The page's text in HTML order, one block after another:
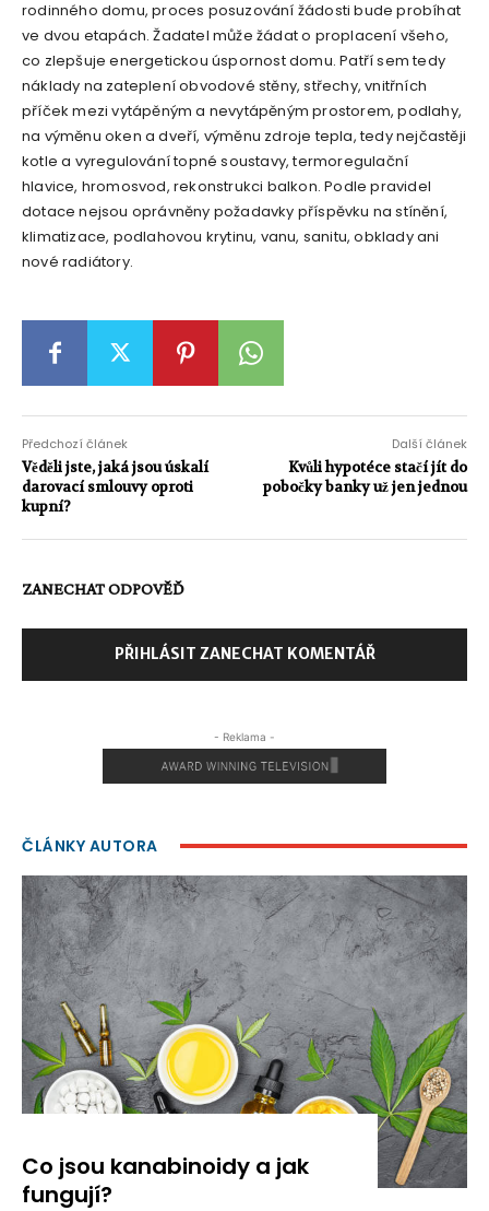
rodinného domu, proces posuzování žádosti bude probíhat
ve dvou etapách. Žadatel může žádat o proplacení všeho,
co zlepšuje energetickou úspornost domu. Patří sem tedy
náklady na zateplení obvodové stěny, střechy, vnitřních
příček mezi vytápěným a nevytápěným prostorem, podlahy,
na výměnu oken a dveří, výměnu zdroje tepla, tedy nejčastěji
kotle a vyregulování topné soustavy, termoregulační
hlavice, hromosvod, rekonstrukci balkon. Podle pravidel
dotace nejsou oprávněny požadavky příspěvku na stínění,
klimatizace, podlahovou krytinu, vanu, sanitu, obklady ani
nové radiátory.
Předchozí článek
Věděli jste, jaká jsou úskalí
darovací smlouvy oproti
kupní?
Další článek
Kvůli hypotéce stačí jít do
pobočky banky už jen jednou
ZANECHAT ODPOVĚĎ
PŘIHLÁSIT ZANECHAT KOMENTÁŘ
- Reklama -
ČLÁNKY AUTORA
Co jsou kanabinoidy a jak
fungují?